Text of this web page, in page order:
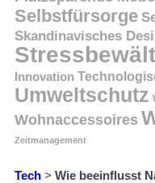
Selbstfürsorge
Skandinavisches
Innovation
Umweltschutz
Wohnaccessoires
Zeitmanagement
Tech > Wie beeinflusst